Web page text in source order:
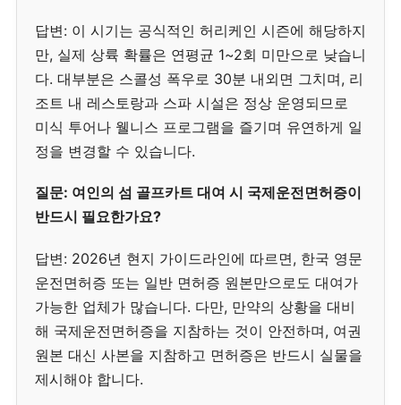
답변: 이 시기는 공식적인 허리케인 시즌에 해당하지
만, 실제 상륙 확률은 연평균 1~2회 미만으로 낮습니
다. 대부분은 스콜성 폭우로 30분 내외면 그치며, 리
조트 내 레스토랑과 스파 시설은 정상 운영되므로
미식 투어나 웰니스 프로그램을 즐기며 유연하게 일
정을 변경할 수 있습니다.
질문: 여인의 섬 골프카트 대여 시 국제운전면허증이
반드시 필요한가요?
답변: 2026년 현지 가이드라인에 따르면, 한국 영문
운전면허증 또는 일반 면허증 원본만으로도 대여가
가능한 업체가 많습니다. 다만, 만약의 상황을 대비
해 국제운전면허증을 지참하는 것이 안전하며, 여권
원본 대신 사본을 지참하고 면허증은 반드시 실물을
제시해야 합니다.